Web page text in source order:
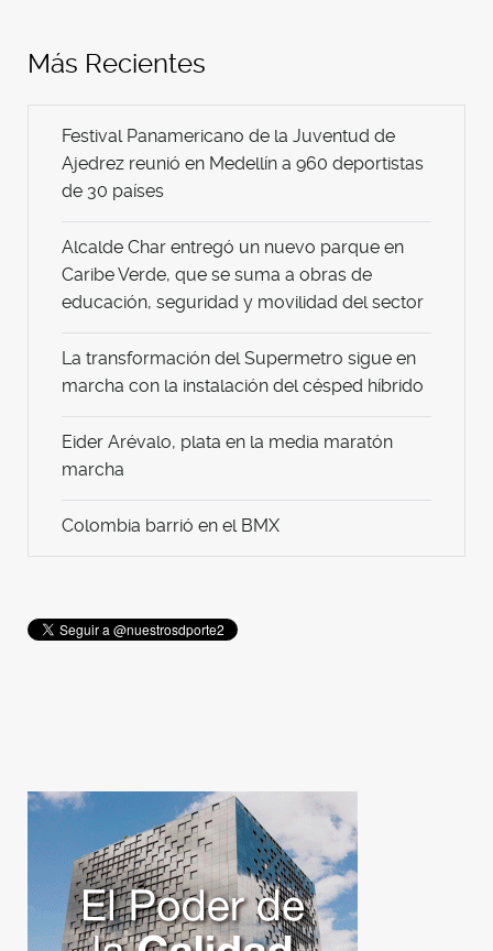
Más Recientes
Festival Panamericano de la Juventud de
Ajedrez reunió en Medellín a 960 deportistas
de 30 países
Alcalde Char entregó un nuevo parque en
Caribe Verde, que se suma a obras de
educación, seguridad y movilidad del sector
La transformación del Supermetro sigue en
marcha con la instalación del césped híbrido
Eider Arévalo, plata en la media maratón
marcha
Colombia barrió en el BMX